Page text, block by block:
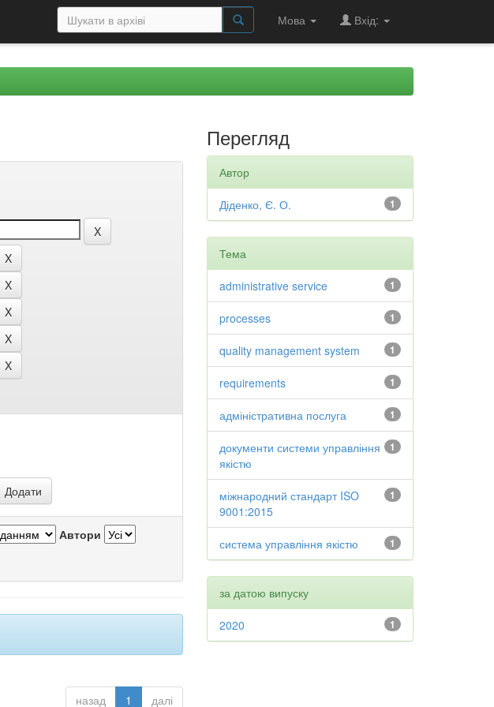
Мова Вхід:
Автори
назад 1 далі
Перегляд
Автор
1
Діденко, Є. О.
Тема
1
administrative service
1
processes
1
quality management system
1
requirements
1
адміністративна послуга
1
документи системи управління
якістю
1
міжнародний стандарт ISO
9001:2015
1
система управління якістю
за датою випуску
1
2020